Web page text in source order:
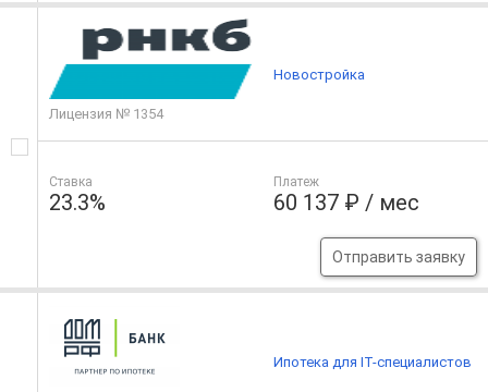
Лицензия № 1354
Ставка
23.3%
Платеж
60 137 ₽ / мес
Отправить заявку
Новостройка
Ипотека для IT-специалистов